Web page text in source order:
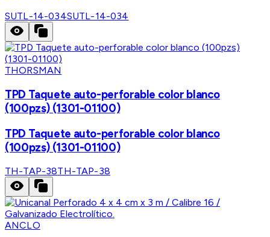
SUTL-14-034SUTL-14-034
THORSMAN
TPD Taquete auto-perforable color blanco
(100pzs) (1301-01100)
TPD Taquete auto-perforable color blanco
(100pzs) (1301-01100)
TH-TAP-38TH-TAP-38
ANCLO